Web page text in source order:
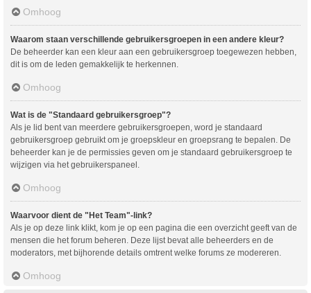
Omhoog
Waarom staan verschillende gebruikersgroepen in een andere kleur?
De beheerder kan een kleur aan een gebruikersgroep toegewezen hebben,
dit is om de leden gemakkelijk te herkennen.
Omhoog
Wat is de "Standaard gebruikersgroep"?
Als je lid bent van meerdere gebruikersgroepen, word je standaard
gebruikersgroep gebruikt om je groepskleur en groepsrang te bepalen. De
beheerder kan je de permissies geven om je standaard gebruikersgroep te
wijzigen via het gebruikerspaneel.
Omhoog
Waarvoor dient de "Het Team"-link?
Als je op deze link klikt, kom je op een pagina die een overzicht geeft van de
mensen die het forum beheren. Deze lijst bevat alle beheerders en de
moderators, met bijhorende details omtrent welke forums ze modereren.
Omhoog